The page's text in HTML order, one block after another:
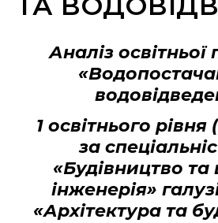
Аналіз
1 освітнього
за
«Будівництво та
інженерія»
«Архітектура та